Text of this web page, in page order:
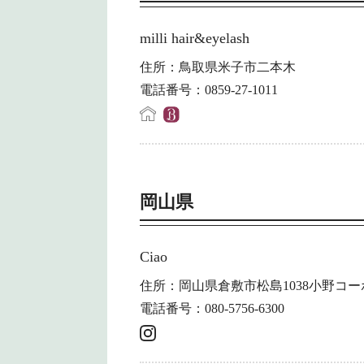
milli hair&eyelash
住所：鳥取県米子市二本木
電話番号：0859-27-1011
岡山県
Ciao
住所：岡山県倉敷市松島1038小野コー
電話番号：080-5756-6300